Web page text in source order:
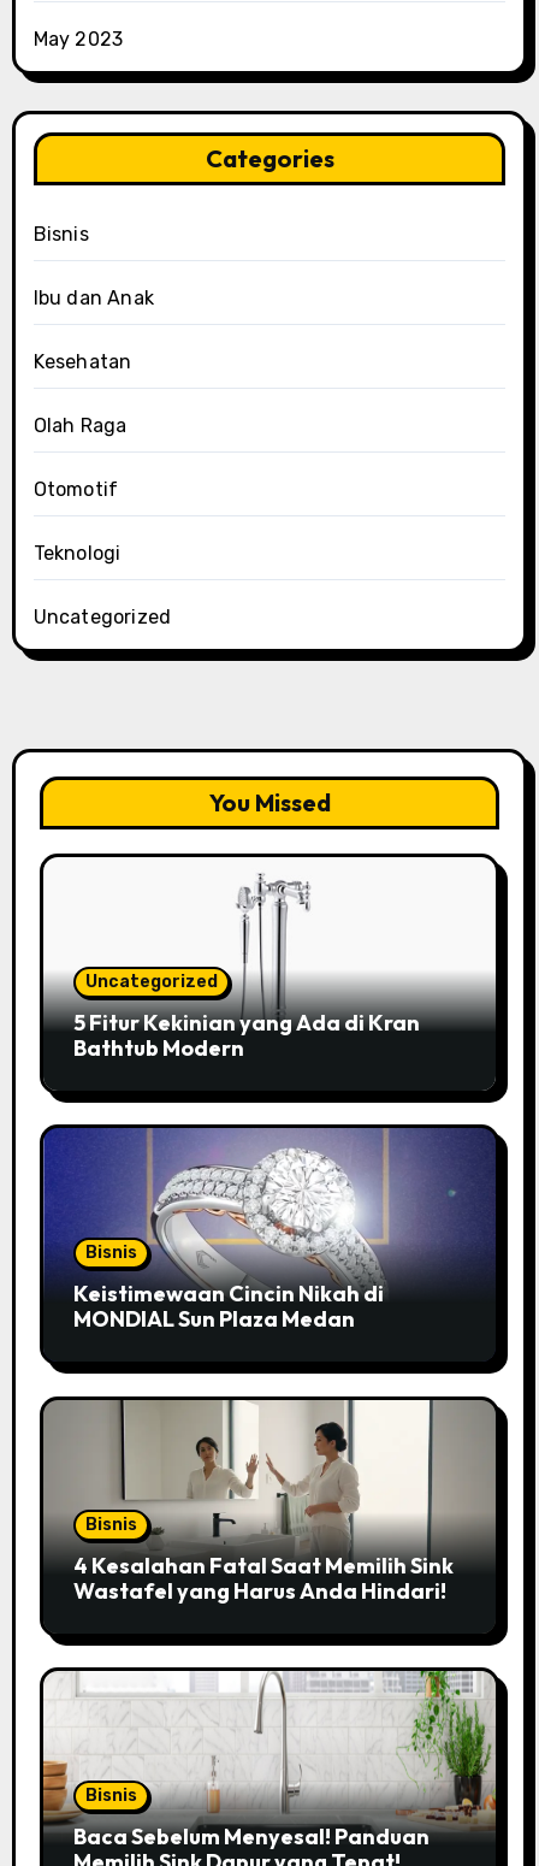
May 2023
Categories
Bisnis
Ibu dan Anak
Kesehatan
Olah Raga
Otomotif
Teknologi
Uncategorized
You Missed
Uncategorized
5 Fitur Kekinian yang Ada di Kran
Bathtub Modern
Bisnis
Keistimewaan Cincin Nikah di
MONDIAL Sun Plaza Medan
Bisnis
4 Kesalahan Fatal Saat Memilih Sink
Wastafel yang Harus Anda Hindari!
Bisnis
Baca Sebelum Menyesal! Panduan